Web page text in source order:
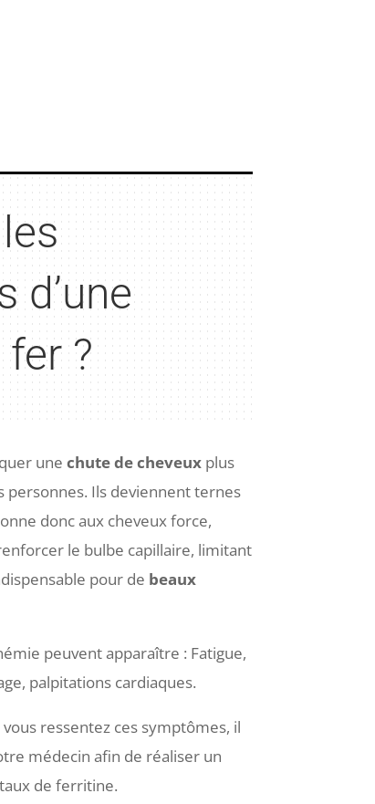
d’une
?
une chute de cheveuxplus
Ils deviennent ternes
donc aux cheveux force,
le bulbe capillaire, limitant
pour de beaux
peuvent apparaître : Fatigue,
palpitations cardiaques.
ressentez ces symptômes, il
médecin afin de réaliser un
de ferritine.